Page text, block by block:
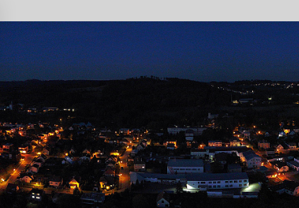
to
content